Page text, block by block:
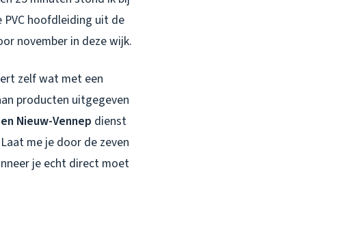
hoofdleiding uit de
november in deze wijk.
zelf wat met een
producten uitgegeven
Nieuw-Vennep dienst
me je door de zeven
je echt direct moet